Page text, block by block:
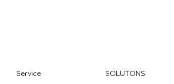
Service SOLUTONS